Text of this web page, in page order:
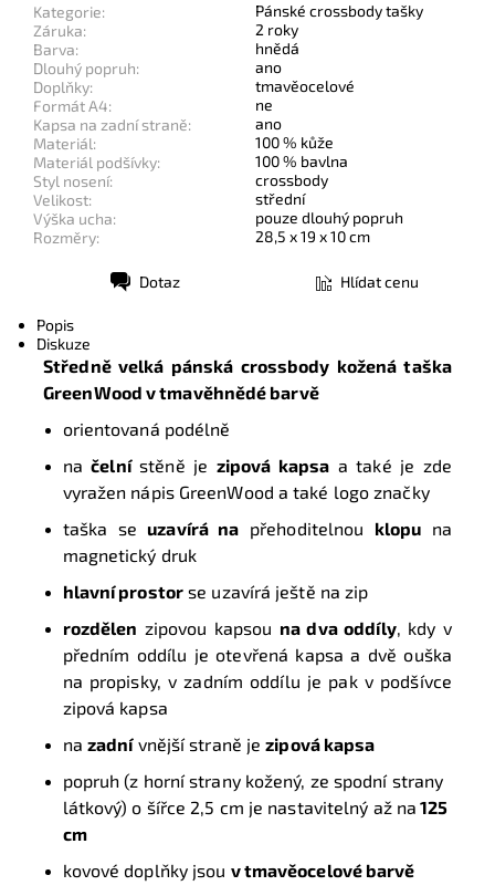
Kategorie:
Pánské crossbody tašky
Záruka:
2 roky
Barva:
hnědá
Dlouhý popruh:
ano
Doplňky:
tmavěocelové
Formát A4:
ne
Kapsa na zadní straně:
ano
Materiál:
100 % kůže
Materiál podšívky:
100 % bavlna
Styl nosení:
crossbody
Velikost:
střední
Výška ucha:
pouze dlouhý popruh
Rozměry:
28,5 x 19 x 10 cm
Dotaz Hlídat cenu
Popis
Diskuze
Středně velká pánská crossbody kožená taška
GreenWood v tmavěhnědé barvě
orientovaná podélně
načelnístěně je zipová kapsa a také je zde
vyražen nápis GreenWood a také logo značky
taška seuzavírá na přehoditelnou klopu na
magnetický druk
hlavní prostor se uzavírá ještě na zip
rozdělen zipovou kapsou na dva oddíly, kdy v
předním oddílu je otevřená kapsa a dvě ouška
na propisky, v zadním oddílu je pak v podšívce
zipová kapsa
na zadnívnější straně jezipová kapsa
popruh (z horní strany kožený, ze spodní strany
látkový) o šířce 2,5 cm je nastavitelný až na 125
cm
kovové doplňky jsou v tmavěocelové barvě